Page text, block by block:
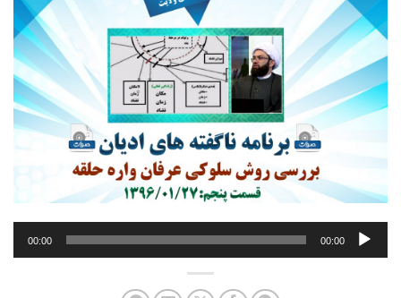
پخش‌کننده
صوت
00:00
00:00